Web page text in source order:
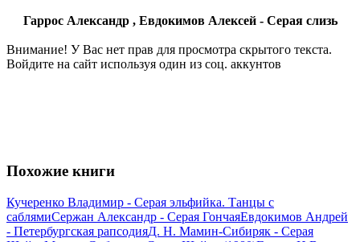
Гаррос Александр , Евдокимов Алексей - Серая слизь
Внимание! У Вас нет прав для просмотра скрытого текста.
Войдите на сайт используя один из соц. аккунтов
Похожие книги
Кучеренко Владимир - Серая эльфийка. Танцы с
саблямиСержан Александр - Серая ГончаяЕвдокимов Андрей
- Петербургская рапсодияД. Н. Мамин-Сибиряк - Серая